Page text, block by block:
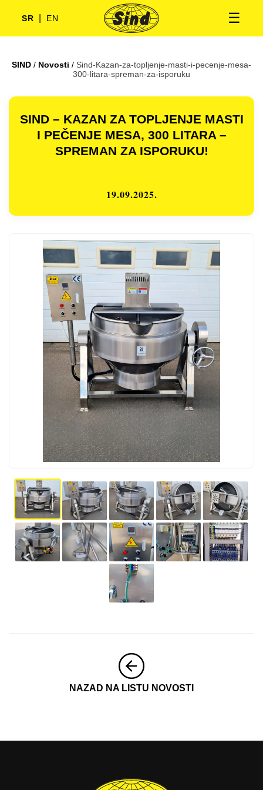
☰
SR EN
SIND / Novosti / Sind-Kazan-za-topljenje-masti-i-pecenje-mesa-
300-litara-spreman-za-isporuku
SIND – KAZAN ZA TOPLJENJE MASTI
I PEČENJE MESA, 300 LITARA –
SPREMAN ZA ISPORUKU!
19.09.2025.
NAZAD NA LISTU NOVOSTI